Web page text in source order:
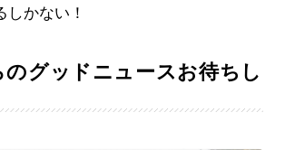
しかない！
のグッドニュースお待ちし